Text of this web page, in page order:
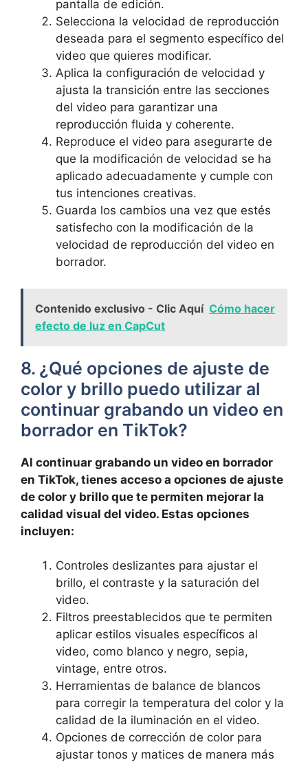
pantalla de‍ edición.
Selecciona la velocidad de reproducción
⁣deseada​ para el segmento específico del
video que quieres modificar.
Aplica ⁣la configuración de velocidad y
ajusta la transición entre las secciones
del video para garantizar una ​
reproducción fluida y coherente.
Reproduce el video para asegurarte de
que la modificación de velocidad se ha
aplicado ‌adecuadamente y cumple con
tus intenciones creativas.
Guarda los cambios ⁢una vez ​que estés
satisfecho con la modificación de la
velocidad de ​reproducción del video en
borrador.
Contenido exclusivo - Clic Aquí Cómo hacer
efecto de luz en CapCut
8. ¿Qué opciones⁢ de ajuste de
color y brillo puedo utilizar al
continuar grabando un ⁣video en
borrador en TikTok?
Al continuar grabando‍ un video ​en borrador
en TikTok, tienes acceso a opciones de ajuste
de⁣ color y brillo que te permiten mejorar la
calidad visual del video.⁣ Estas opciones
incluyen:
Controles deslizantes para ajustar el
brillo, el contraste ‌y la saturación del
video.
Filtros preestablecidos que te permiten
aplicar estilos visuales específicos al
video, como ‌blanco y negro, ​sepia,
⁢vintage, entre otros.
Herramientas de balance de ‌blancos
para corregir ⁣la temperatura del color y la
calidad⁢ de la iluminación en el⁣ video.
Opciones de corrección⁢ de color para
ajustar​ tonos y matices de ⁣manera más